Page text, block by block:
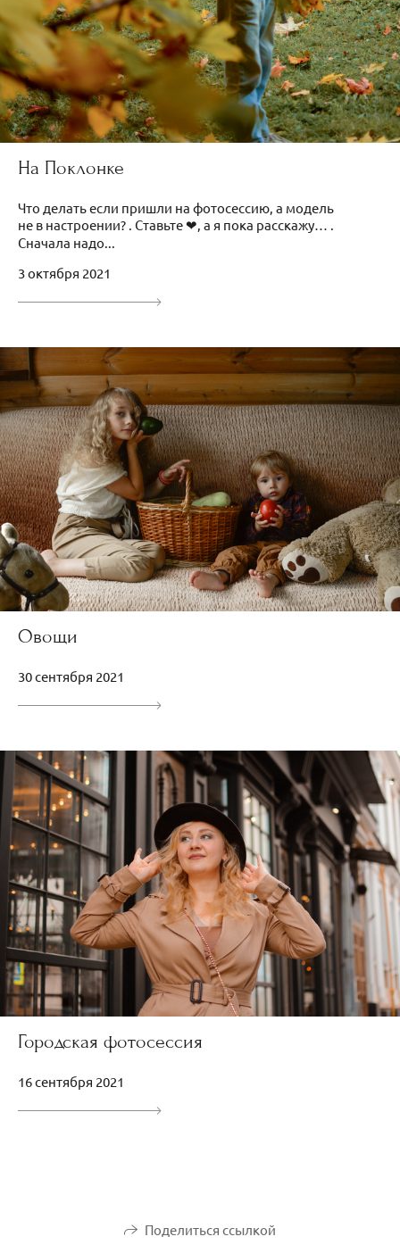
На Поклонке
Что делать если пришли на фотосессию, а модель
не в настроении? . Ставьте ❤, а я пока расскажу… .
Сначала надо...
3 октября 2021
Овощи
30 сентября 2021
Городская фотосессия
16 сентября 2021
Поделиться ссылкой